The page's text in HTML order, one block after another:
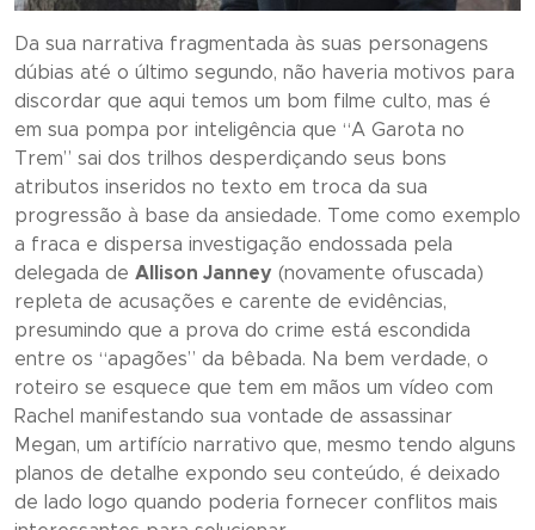
Da sua narrativa fragmentada às suas personagens
dúbias até o último segundo, não haveria motivos para
discordar que aqui temos um bom filme culto, mas é
em sua pompa por inteligência que “A Garota no
Trem” sai dos trilhos desperdiçando seus bons
atributos inseridos no texto em troca da sua
progressão à base da ansiedade. Tome como exemplo
a fraca e dispersa investigação endossada pela
delegada de Allison Janney (novamente ofuscada)
repleta de acusações e carente de evidências,
presumindo que a prova do crime está escondida
entre os “apagões” da bêbada. Na bem verdade, o
roteiro se esquece que tem em mãos um vídeo com
Rachel manifestando sua vontade de assassinar
Megan, um artifício narrativo que, mesmo tendo alguns
planos de detalhe expondo seu conteúdo, é deixado
de lado logo quando poderia fornecer conflitos mais